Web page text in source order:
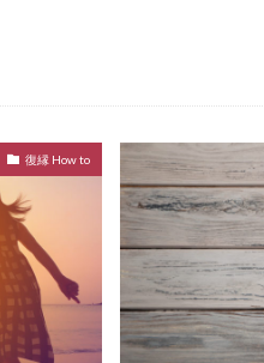
復縁 How to